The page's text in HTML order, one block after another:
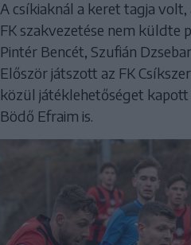
A csíkiaknál a keret tagja
FK szakvezetése nem küldte
Pintér Bencét, Szufián
Először játszott az FK
közül játéklehetőséget kapott
Bödő Efraim is.